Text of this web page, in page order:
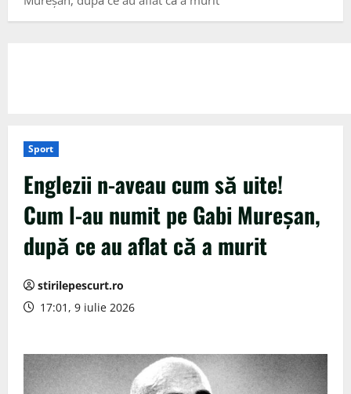
Sport
Englezii n-aveau cum să uite!
Cum l-au numit pe Gabi Mureșan,
după ce au aflat că a murit
stirilepescurt.ro
17:01, 9 iulie 2026